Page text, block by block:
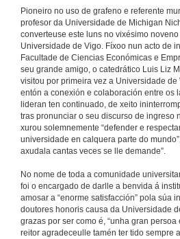
Pioneiro no uso de grafeno e referente
profesor da Universidade de Michigan
converteuse este luns no vixésimo
Universidade de Vigo. Fíxoo nun acto de
Facultade de Ciencias Económicas e
seu grande amigo, o catedrático Luis Liz
visitou por primeira vez a Universidade
entón a conexión e colaboración entre os
lideran ten continuado, de xeito
tras pronunciar o seu discurso de ingreso
xurou solemnemente “defender e
universidade en calquera parte do
axudala cantas veces se lle demande”.
No nome de toda a comunidade
foi o encargado de darlle a benvida á
amosar a “enorme satisfacción” pola súa
doutores honoris causa da Universidade
grazas por ser como é, “unha gran persoa
reitor agradeceulle tamén ter tido sempre